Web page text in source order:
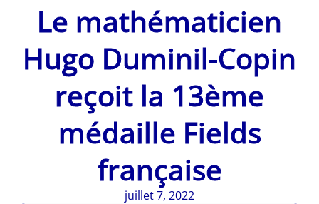
Le mathématicien
Hugo Duminil-Copin
reçoit la 13ème
médaille Fields
française
juillet 7, 2022